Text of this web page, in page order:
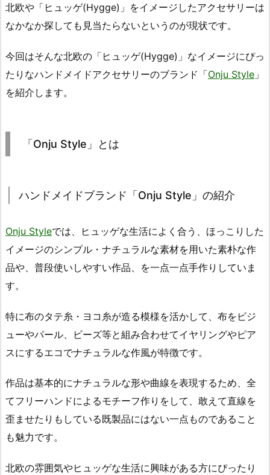
北欧や「ヒュッゲ(Hygge)」をイメージしたアクセサリーは
なかなか探しても見当たらないというのが現状です。
今回はそんな北欧の「ヒュッゲ(Hygge)」なイメージにぴっ
たりなハンドメイドアクセサリーのブランド「Onju Style 」
を紹介します。
「Onju Style」とは
ハンドメイドブランド「Onju Style」の紹介
Onju Styleでは、ヒュッゲな生活によく合う、ほっこりした
イメージのシンプル・ナチュラルな素材を用いた素朴な作
品や、普段使いしやすい作品、を一点一点手作りしていま
す。
特に布のタテ糸・ヨコ糸が造る模様を活かして、布をビジ
ューやパール、ビーズ等と組み合わせてイヤリングやピア
スにするエコでナチュラルな作風が特徴です。
作品は基本的にナチュラルな形や曲線を表現するため、全
てフリーハンドによるモチーフ作りをして、敢えて直線を
歪ませたりもしている既製品にはない一点ものであること
も魅力です。
北欧の雰囲気やヒュッゲな生活に興味がある方にぴったり